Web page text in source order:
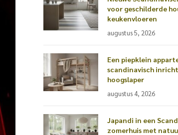
voor geschilderde
keukenvloeren
augustus 5, 2026
Een piepklein
scandinavisch
hoogslaper
augustus 4, 2026
Japandi in een
zomerhuis met